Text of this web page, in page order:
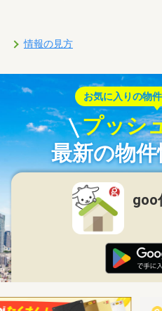
情報の見方
お気に入りの物
プッシ
最新の物
goo